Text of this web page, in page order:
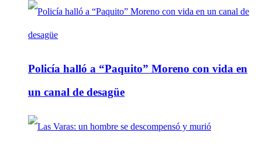
Policía halló a “Paquito” Moreno con vida en
un canal de desagüe